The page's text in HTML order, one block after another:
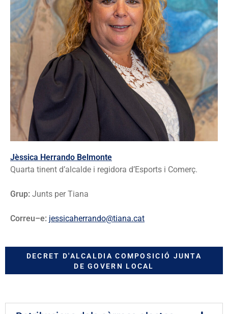
Jèssica Herrando Belmonte
Quarta tinent d’alcalde i regidora d’Esports i Comerç.
Grup: Junts per Tiana
Correu–e: jessicaherrando@tiana.cat
DECRET D'ALCALDIA COMPOSICIÓ JUNTA
DE GOVERN LOCAL